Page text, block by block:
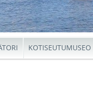
KOTISEUTUMUSEO